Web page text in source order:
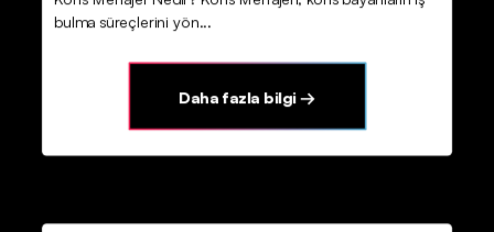
bulma süreçlerini yön...
Daha fazla bilgi →